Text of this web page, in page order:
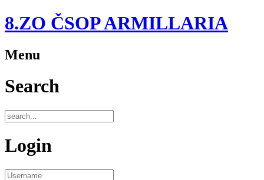
8.ZO ČSOP ARMILLARIA
Menu
Search
Login